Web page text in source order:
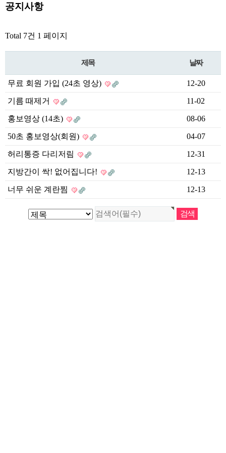
공지사항
Total 7건 1 페이지
제목 날짜
무료 회원 가입 (24초 영상) 12-20
기름 때제거 11-02
홍보영상 (14초) 08-06
50초 홍보영상(회원) 04-07
허리통증 다리저림 12-31
지방간이 싹! 없어집니다! 12-13
너무 쉬운 계란찜 12-13